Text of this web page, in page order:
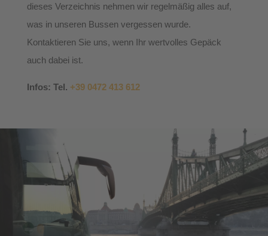
dieses Verzeichnis nehmen wir regelmäßig alles auf,
was in unseren Bussen vergessen wurde.
Kontaktieren Sie uns, wenn Ihr wertvolles Gepäck
auch dabei ist.
Infos: Tel. +39 0472 413 612